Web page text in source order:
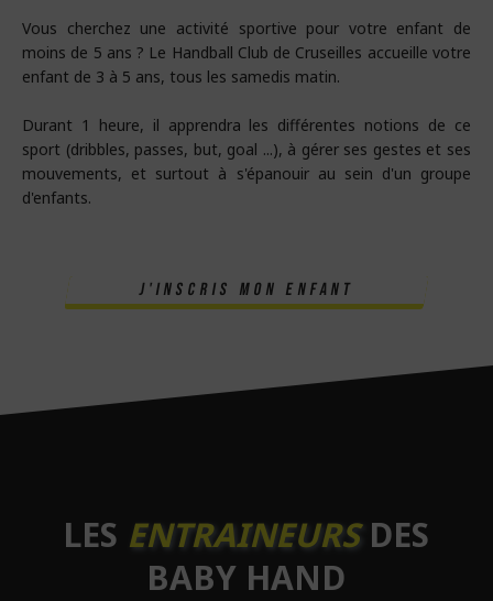
Vous cherchez une activité sportive pour votre enfant de
moins de 5 ans ? Le Handball Club de Cruseilles accueille votre
enfant de 3 à 5 ans, tous les samedis matin.
Durant 1 heure, il apprendra les différentes notions de ce
sport (dribbles, passes, but, goal ...), à gérer ses gestes et ses
mouvements, et surtout à s'épanouir au sein d'un groupe
d'enfants.
j'inscris mon enfant
LES ENTRAINEURSDES
BABY HAND